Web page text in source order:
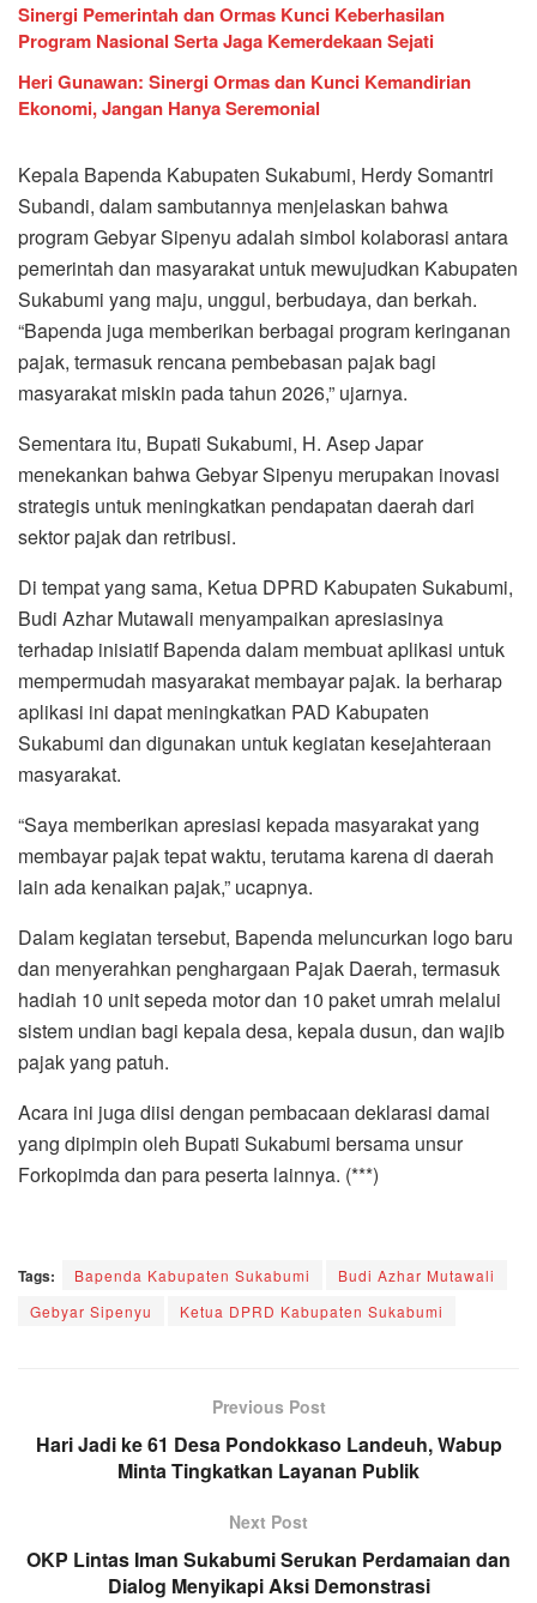
Sinergi Pemerintah dan Ormas Kunci Keberhasilan
Program Nasional Serta Jaga Kemerdekaan Sejati
Heri Gunawan: Sinergi Ormas dan Kunci Kemandirian
Ekonomi, Jangan Hanya Seremonial
Kepala Bapenda Kabupaten Sukabumi, Herdy Somantri
Subandi, dalam sambutannya menjelaskan bahwa
program Gebyar Sipenyu adalah simbol kolaborasi antara
pemerintah dan masyarakat untuk mewujudkan Kabupaten
Sukabumi yang maju, unggul, berbudaya, dan berkah.
“Bapenda juga memberikan berbagai program keringanan
pajak, termasuk rencana pembebasan pajak bagi
masyarakat miskin pada tahun 2026,” ujarnya.
Sementara itu, Bupati Sukabumi, H. Asep Japar
menekankan bahwa Gebyar Sipenyu merupakan inovasi
strategis untuk meningkatkan pendapatan daerah dari
sektor pajak dan retribusi.
Di tempat yang sama, Ketua DPRD Kabupaten Sukabumi,
Budi Azhar Mutawali menyampaikan apresiasinya
terhadap inisiatif Bapenda dalam membuat aplikasi untuk
mempermudah masyarakat membayar pajak. Ia berharap
aplikasi ini dapat meningkatkan PAD Kabupaten
Sukabumi dan digunakan untuk kegiatan kesejahteraan
masyarakat.
“Saya memberikan apresiasi kepada masyarakat yang
membayar pajak tepat waktu, terutama karena di daerah
lain ada kenaikan pajak,” ucapnya.
Dalam kegiatan tersebut, Bapenda meluncurkan logo baru
dan menyerahkan penghargaan Pajak Daerah, termasuk
hadiah 10 unit sepeda motor dan 10 paket umrah melalui
sistem undian bagi kepala desa, kepala dusun, dan wajib
pajak yang patuh.
Acara ini juga diisi dengan pembacaan deklarasi damai
yang dipimpin oleh Bupati Sukabumi bersama unsur
Forkopimda dan para peserta lainnya. (***)
Tags: Bapenda Kabupaten Sukabumi
Budi Azhar Mutawali
Gebyar Sipenyu
Ketua DPRD Kabupaten Sukabumi
Previous Post
Hari Jadi ke 61 Desa Pondokkaso Landeuh, Wabup
Minta Tingkatkan Layanan Publik
Next Post
OKP Lintas Iman Sukabumi Serukan Perdamaian dan
Dialog Menyikapi Aksi Demonstrasi